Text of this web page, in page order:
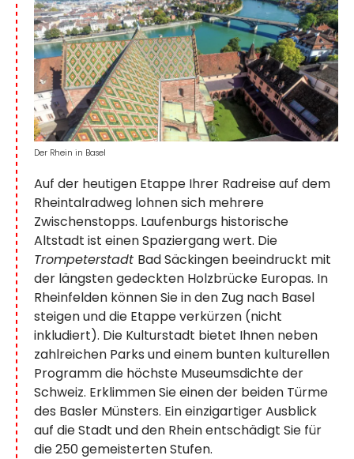
Auf der heutigen Etappe Ihrer Radreise auf dem
Rheintalradweg lohnen sich mehrere
Zwischenstopps. Laufenburgs historische
Altstadt ist einen Spaziergang wert. Die
Trompeterstadt Bad Säckingen beeindruckt mit
der längsten gedeckten Holzbrücke Europas. In
Rheinfelden können Sie in den Zug nach Basel
steigen und die Etappe verkürzen (nicht
inkludiert). Die Kulturstadt bietet Ihnen neben
zahlreichen Parks und einem bunten kulturellen
Programm die höchste Museumsdichte der
Schweiz. Erklimmen Sie einen der beiden Türme
des Basler Münsters. Ein einzigartiger Ausblick
auf die Stadt und den Rhein entschädigt Sie für
die 250 gemeisterten Stufen.
Der Rhein in Basel